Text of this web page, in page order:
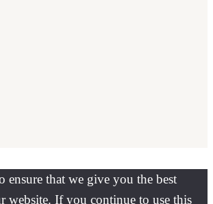
ensure that we give you the best
website. If you continue to use this